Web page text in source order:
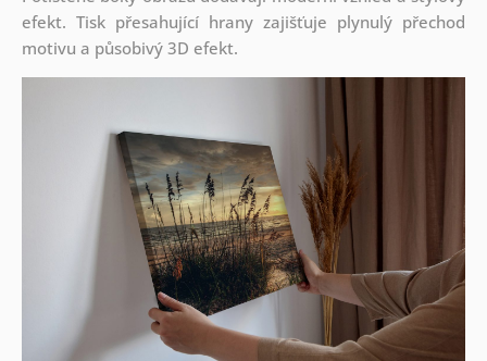
efekt. Tisk přesahující hrany zajišťuje plynulý přechod
motivu a působivý 3D efekt.